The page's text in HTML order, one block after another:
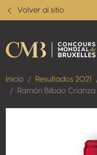
Volver al sitio
Inicio Resultados 2021
Ramón Bilbao Crianza